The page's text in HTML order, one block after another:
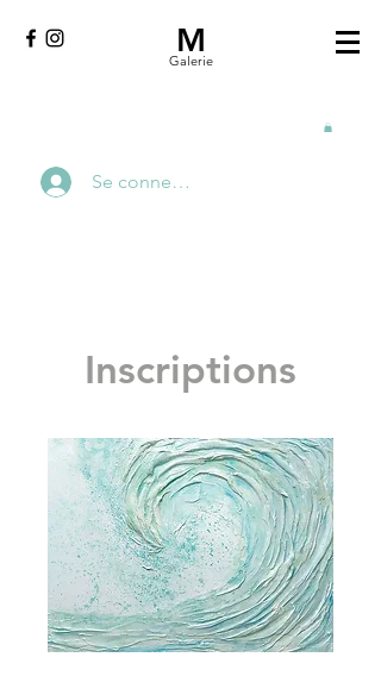
M
Galerie
Se connecter
Inscriptions